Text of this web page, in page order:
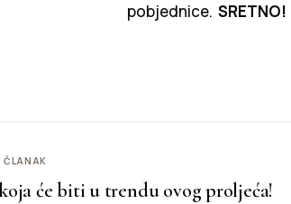
pobjednice. SRETNO!
će biti u trendu ovog proljeća!